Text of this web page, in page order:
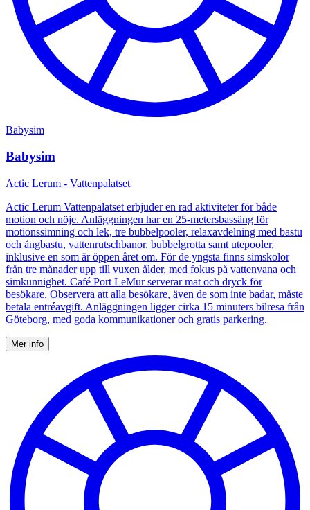
Babysim
Babysim
Actic Lerum - Vattenpalatset
Actic Lerum Vattenpalatset erbjuder en rad aktiviteter för både
motion och nöje. Anläggningen har en 25-metersbassäng för
motionssimning och lek, tre bubbelpooler, relaxavdelning med bastu
och ångbastu, vattenrutschbanor, bubbelgrotta samt utepooler,
inklusive en som är öppen året om. För de yngsta finns simskolor
från tre månader upp till vuxen ålder, med fokus på vattenvana och
simkunnighet. Café Port LeMur serverar mat och dryck för
besökare. Observera att alla besökare, även de som inte badar, måste
betala entréavgift. Anläggningen ligger cirka 15 minuters bilresa från
Göteborg, med goda kommunikationer och gratis parkering.
Mer info